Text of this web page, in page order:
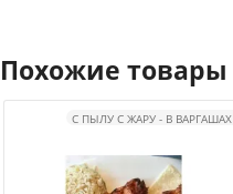
Похожие товары
С ПЫЛУ С ЖАРУ - В ВАРГАШАХ